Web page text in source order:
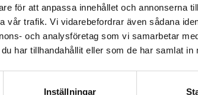
för att anpassa innehållet och annonserna
vår trafik. Vi vidarebefordrar även sådana
och analysföretag som vi samarbetar
har tillhandahållit eller som de har samlat in
Inställningar